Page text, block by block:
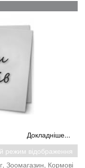
на сайті
сторінку тієї чи
свій позитивний або,
Докладніше...
режим відображення
Зоомагазин, Кормові